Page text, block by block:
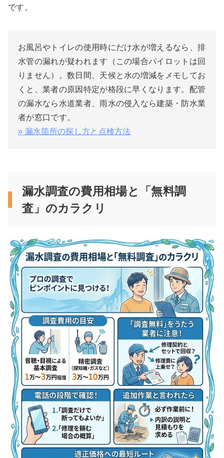
です。
お風呂やトイレの使用時にだけ水が増えるなら、排
水管の漏れが疑われます（この場合パイロットは回
りません）。数日間、天候と水の増減をメモしてお
くと、業者の原因特定が格段に早くなります。配管
の漏水なら水道業者、雨水の侵入なら建築・防水業
者が窓口です。
» 漏水箇所の探し方と点検方法
漏水調査の費用相場と「無料調
査」のカラクリ